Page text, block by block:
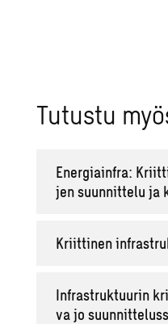
Tu­tus­tu
Ener­giain­fra:
jen suun­nit­te­lu ja
Kriit­ti­nen
In­fra­struk­tuu­rin
va jo